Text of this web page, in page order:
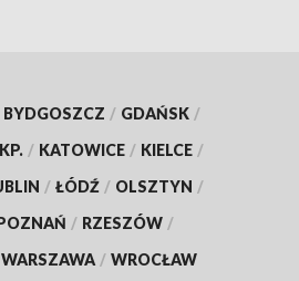
BYDGOSZCZ / GDAŃSK /
/ KATOWICE / KIELCE /
/ ŁÓDŹ / OLSZTYN /
/ RZESZÓW /
WARSZAWA / WROCŁAW